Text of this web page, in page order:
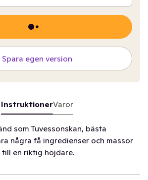
Spara egen version
InstruktionerVaror
som Tuvessonskan, bästa
några få ingredienser och massor
en riktig höjdare.